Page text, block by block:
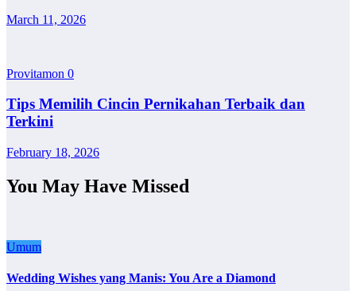
March 11, 2026
Provitamon 0
Tips Memilih Cincin Pernikahan Terbaik dan
Terkini
February 18, 2026
You May Have Missed
Umum
Wedding Wishes yang Manis: You Are a Diamond